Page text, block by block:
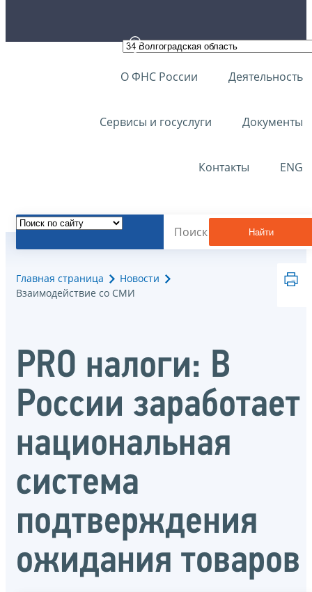
О ФНС России Деятельность
Сервисы и госуслуги Документы
Контакты ENG
Найти
Главная страница
Новости
Взаимодействие со СМИ
PRO налоги: В
России заработает
национальная
система
подтверждения
ожидания товаров